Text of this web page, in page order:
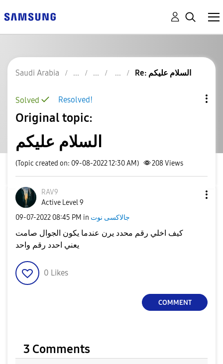
Saudi Arabia Re: السلام عليكم
Resolved!
Solved
Original topic:
السلام عليكم
(Topic created on: 09-08-2022 12:30 AM) 208Views
RAV9
Active Level 9
‎09-07-2022 08:45 PM in جالاكسى نوت
0 Likes
COMMENT
3 Comments